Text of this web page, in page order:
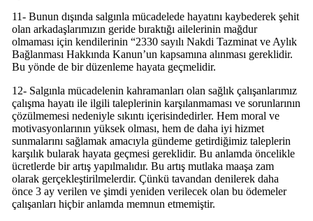
11- Bunun dışında salgınla mücadelede hayatını kaybederek şehit
olan arkadaşlarımızın geride bıraktığı ailelerinin mağdur
olmaması için kendilerinin “2330 sayılı Nakdi Tazminat ve Aylık
Bağlanması Hakkında Kanun’un kapsamına alınması gereklidir.
Bu yönde de bir düzenleme hayata geçmelidir.
12- Salgınla mücadelenin kahramanları olan sağlık çalışanlarımız
çalışma hayatı ile ilgili taleplerinin karşılanmaması ve sorunlarının
çözülmemesi nedeniyle sıkıntı içerisindedirler. Hem moral ve
motivasyonlarının yüksek olması, hem de daha iyi hizmet
sunmalarını sağlamak amacıyla gündeme getirdiğimiz taleplerin
karşılık bularak hayata geçmesi gereklidir. Bu anlamda öncelikle
ücretlerde bir artış yapılmalıdır. Bu artış mutlaka maaşa zam
olarak gerçekleştirilmelerdir. Çünkü tavandan denilerek daha
önce 3 ay verilen ve şimdi yeniden verilecek olan bu ödemeler
çalışanları hiçbir anlamda memnun etmemiştir.